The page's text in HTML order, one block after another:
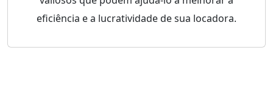
eficiência e a lucratividade de sua locadora.